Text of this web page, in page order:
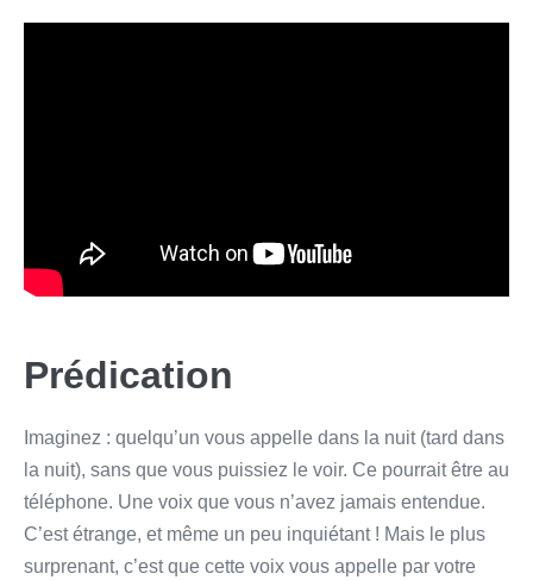
Prédication
Imaginez : quelqu’un vous appelle dans la nuit (tard dans
la nuit), sans que vous puissiez le voir. Ce pourrait être au
téléphone. Une voix que vous n’avez jamais entendue.
C’est étrange, et même un peu inquiétant ! Mais le plus
surprenant, c’est que cette voix vous appelle par votre